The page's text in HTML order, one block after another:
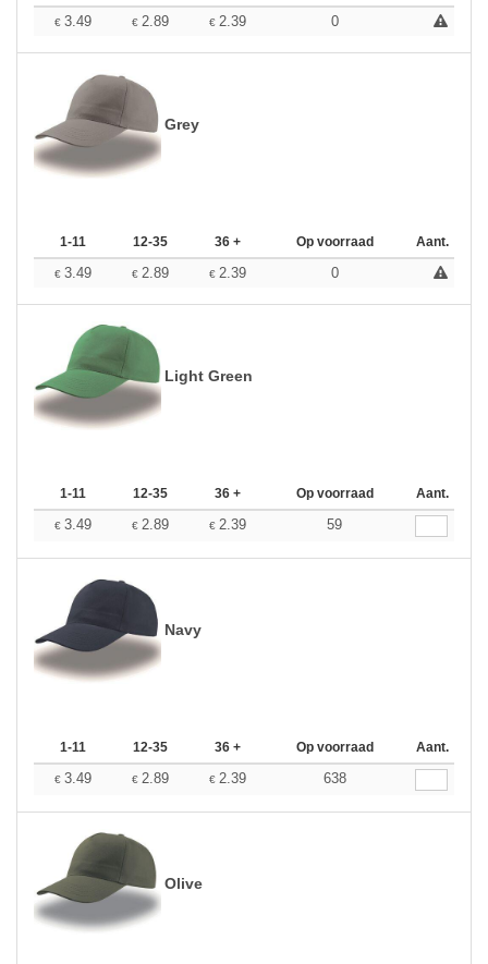
€ 3.49 € 2.89 € 2.39 0
Grey
1-11 12-35 36 + Op voorraad Aant.
€ 3.49 € 2.89 € 2.39 0
Light Green
1-11 12-35 36 + Op voorraad Aant.
€ 3.49 € 2.89 € 2.39 59
Navy
1-11 12-35 36 + Op voorraad Aant.
€ 3.49 € 2.89 € 2.39 638
Olive